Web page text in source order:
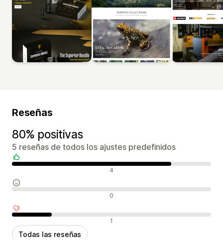
Reseñas
80% positivas
5 reseñas de todos los ajustes predefinidos
Reseñas positivas 4
Reseñas neutras 0
Reseñas negativas 1
Todas las reseñas